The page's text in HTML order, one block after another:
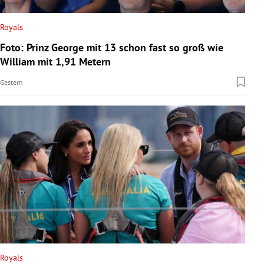
Royals
Foto: Prinz George mit 13 schon fast so groß wie
William mit 1,91 Metern
Gestern
Royals